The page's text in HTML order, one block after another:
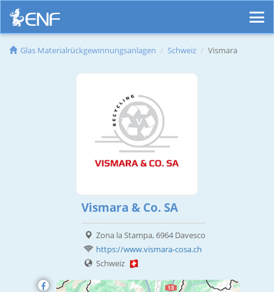
Glas Materialrückgewinnungsanlagen Schweiz Vismara
Vismara & Co. SA
Zona la Stampa, 6964 Davesco
https://www.vismara-cosa.ch
Schweiz